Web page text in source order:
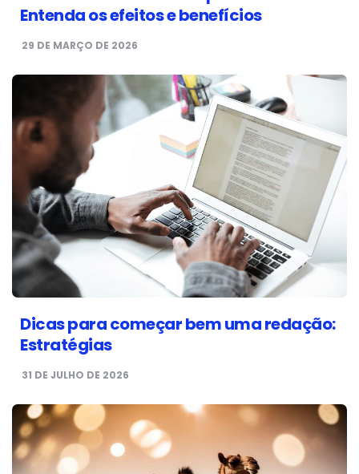
Entenda os efeitos e benefícios
29 DE MARÇO DE 2026
Dicas para começar bem uma redação:
Estratégias
31 DE JULHO DE 2026